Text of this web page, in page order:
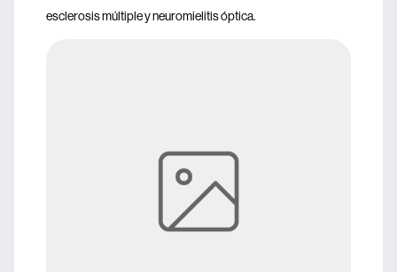
esclerosis múltiple y neuromielitis óptica.